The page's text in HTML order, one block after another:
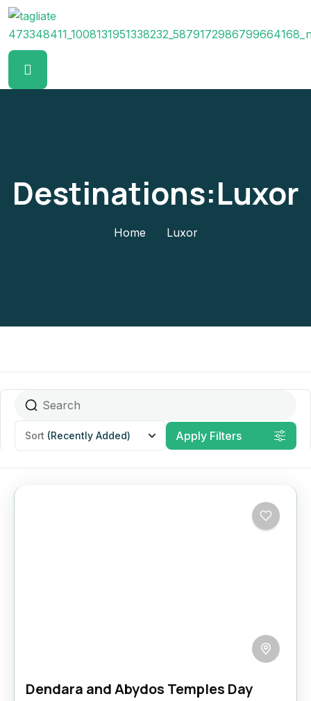
Destinations:Luxor
Home Luxor
Sort (Recently Added) Apply Filters
Dendara and Abydos Temples Day